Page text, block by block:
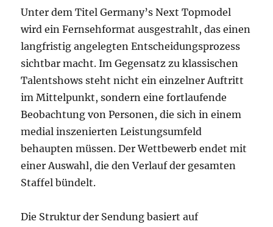
Unter dem Titel Germany’s Next Topmodel
wird ein Fernsehformat ausgestrahlt, das einen
langfristig angelegten Entscheidungsprozess
sichtbar macht. Im Gegensatz zu klassischen
Talentshows steht nicht ein einzelner Auftritt
im Mittelpunkt, sondern eine fortlaufende
Beobachtung von Personen, die sich in einem
medial inszenierten Leistungsumfeld
behaupten müssen. Der Wettbewerb endet mit
einer Auswahl, die den Verlauf der gesamten
Staffel bündelt.
Die Struktur der Sendung basiert auf